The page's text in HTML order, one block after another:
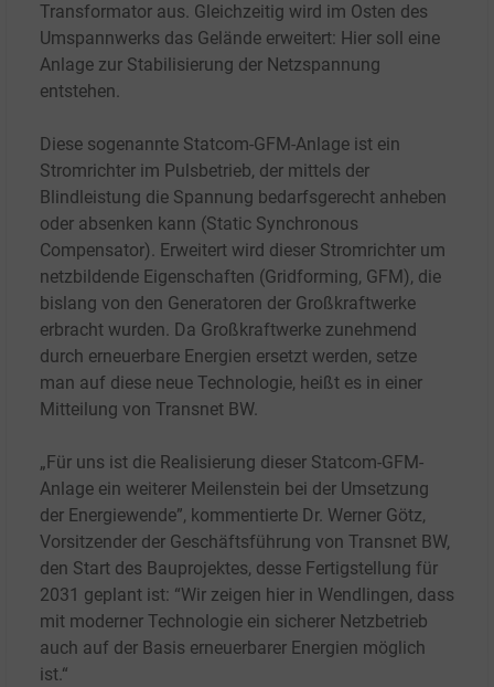
Transformator aus. Gleichzeitig wird im Osten des
Umspannwerks das Gelände erweitert: Hier soll eine
Anlage zur Stabilisierung der Netzspannung
entstehen.
Diese sogenannte Statcom-GFM-Anlage ist ein
Stromrichter im Pulsbetrieb, der mittels der
Blindleistung die Spannung bedarfsgerecht anheben
oder absenken kann (Static Synchronous
Compensator). Erweitert wird dieser Stromrichter um
netzbildende Eigenschaften (Gridforming, GFM), die
bislang von den Generatoren der Großkraftwerke
erbracht wurden. Da Großkraftwerke zunehmend
durch erneuerbare Energien ersetzt werden, setze
man auf diese neue Technologie, heißt es in einer
Mitteilung von Transnet BW.
„Für uns ist die Realisierung dieser Statcom-GFM-
Anlage ein weiterer Meilenstein bei der Umsetzung
der Energiewende”, kommentierte Dr. Werner Götz,
Vorsitzender der Geschäftsführung von Transnet BW,
den Start des Bauprojektes, desse Fertigstellung für
2031 geplant ist: “Wir zeigen hier in Wendlingen, dass
mit moderner Technologie ein sicherer Netzbetrieb
auch auf der Basis erneuerbarer Energien möglich
ist.“